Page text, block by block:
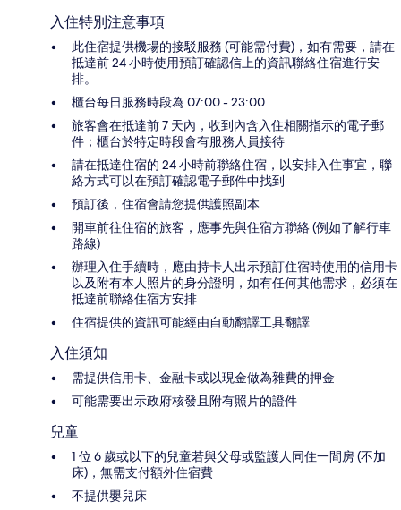
入住特別注意事項
此住宿提供機場的接駁服務 (可能需付費)，如有需要，請在
抵達前 24 小時使用預訂確認信上的資訊聯絡住宿進行安
排。
櫃台每日服務時段為 07:00 - 23:00
旅客會在抵達前 7 天內，收到內含入住相關指示的電子郵
件；櫃台於特定時段會有服務人員接待
請在抵達住宿的 24 小時前聯絡住宿，以安排入住事宜，聯
絡方式可以在預訂確認電子郵件中找到
預訂後，住宿會請您提供護照副本
開車前往住宿的旅客，應事先與住宿方聯絡 (例如了解行車
路線)
辦理入住手續時，應由持卡人出示預訂住宿時使用的信用卡
以及附有本人照片的身分證明，如有任何其他需求，必須在
抵達前聯絡住宿方安排
住宿提供的資訊可能經由自動翻譯工具翻譯
入住須知
需提供信用卡、金融卡或以現金做為雜費的押金
可能需要出示政府核發且附有照片的證件
兒童
1 位 6 歲或以下的兒童若與父母或監護人同住一間房 (不加
床)，無需支付額外住宿費
不提供嬰兒床